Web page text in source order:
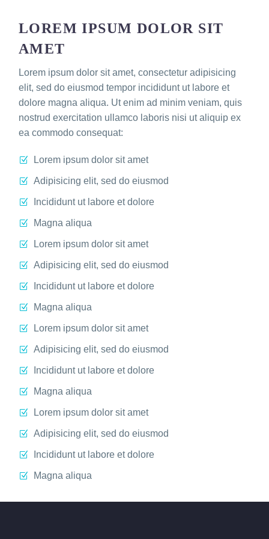
LOREM IPSUM DOLOR SIT
AMET
Lorem ipsum dolor sit amet, consectetur adipisicing
elit, sed do eiusmod tempor incididunt ut labore et
dolore magna aliqua. Ut enim ad minim veniam, quis
nostrud exercitation ullamco laboris nisi ut aliquip ex
ea commodo consequat:
Lorem ipsum dolor sit amet
Adipisicing elit, sed do eiusmod
Incididunt ut labore et dolore
Magna aliqua
Lorem ipsum dolor sit amet
Adipisicing elit, sed do eiusmod
Incididunt ut labore et dolore
Magna aliqua
Lorem ipsum dolor sit amet
Adipisicing elit, sed do eiusmod
Incididunt ut labore et dolore
Magna aliqua
Lorem ipsum dolor sit amet
Adipisicing elit, sed do eiusmod
Incididunt ut labore et dolore
Magna aliqua